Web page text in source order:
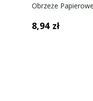
8,94 zł